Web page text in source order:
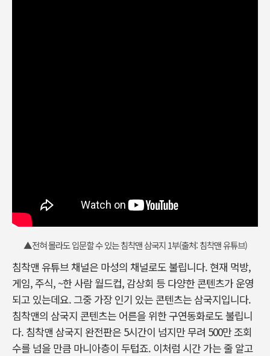
▲전혀 몰라도 입문할 수 있는 침착맨 삼국지 1부(출처: 침착맨 유튜브)
침착맨 유튜브 채널은 마성의 채널로도 불립니다. 현재 먹방,
게임, 주식, ~한 사람 월드컵, 감상회 등 다양한 콘텐츠가 운영
되고 있는데요. 그중 가장 인기 있는 콘텐츠는 삼국지입니다.
침착맨의 삼국지 콘텐츠는 어른을 위한 구연동화로도 불립니
다. 침착맨 삼국지 완전판은 5시간이 넘지만 무려 500만 조회
수를 넘을 만큼 마니아층이 두텁죠. 이처럼 시간 가는 줄 알고